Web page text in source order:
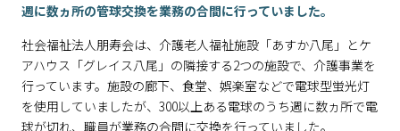
週に数ヵ所の管球交換を業務の合間に行っていました。
社会福祉法人朋寿会は、介護老人福祉施設「あすか八尾」とケ
アハウス「グレイス八尾」の隣接する2つの施設で、介護事業を
行っています。施設の廊下、食堂、娯楽室などで電球型蛍光灯
を使用していましたが、300以上ある電球のうち週に数ヵ所で電
球が切れ、職員が業務の合間に交換を行っていました。